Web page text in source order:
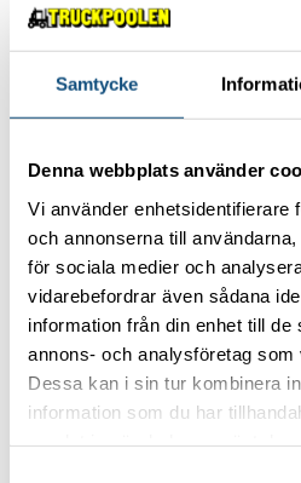
Samtycke
Denna webbplats använder
Vi använder enhetsidentifierare
och annonserna till
för sociala medier och
vidarebefordrar även sådana
information från din enhet till de
annons- och analysföretag som
Dessa kan i sin tur kombinera
information som du har
Truckpoolens
erbjudanden
Truckpoolen är inte bara en
erbjuder också en rad
anpassade för att möta våra
några av de tjänster vi kan